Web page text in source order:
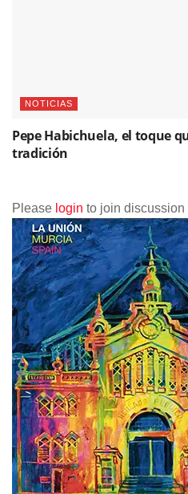
NOTICIAS
Pepe Habichuela, el toque
tradición
Please login to join discussion